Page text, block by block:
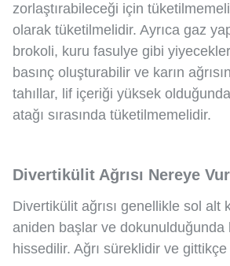
zorlaştırabileceği için
olarak tüketilmelidir. Ayrıca gaz
brokoli, kuru fasulye gibi
basınç oluşturabilir ve karın
tahıllar, lif içeriği yüksek
atağı sırasında tüketilmemelidir.
Divertikülit Ağrısı Nereye
Divertikülit ağrısı genellikle sol alt
aniden başlar ve dokunulduğunda
hissedilir. Ağrı süreklidir ve